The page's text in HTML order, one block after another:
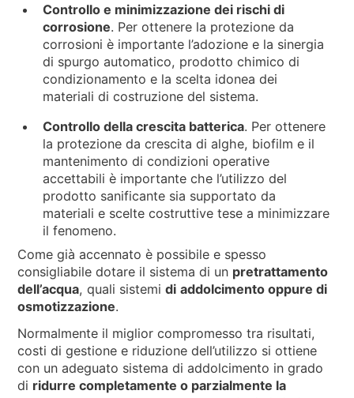
Controllo e minimizzazione dei rischi di
corrosione. Per ottenere la protezione da
corrosioni è importante l’adozione e la sinergia
di spurgo automatico, prodotto chimico di
condizionamento e la scelta idonea dei
materiali di costruzione del sistema.
Controllo della crescita batterica. Per ottenere
la protezione da crescita di alghe, biofilm e il
mantenimento di condizioni operative
accettabili è importante che l’utilizzo del
prodotto sanificante sia supportato da
materiali e scelte costruttive tese a minimizzare
il fenomeno.
Come già accennato è possibile e spesso
consigliabile dotare il sistema di un pretrattamento
dell’acqua, quali sistemidi addolcimento oppure di
osmotizzazione.
Normalmente il miglior compromesso tra risultati,
costi di gestione e riduzione dell’utilizzo si ottiene
con un adeguato sistema di addolcimento in grado
di ridurre completamente o parzialmente la